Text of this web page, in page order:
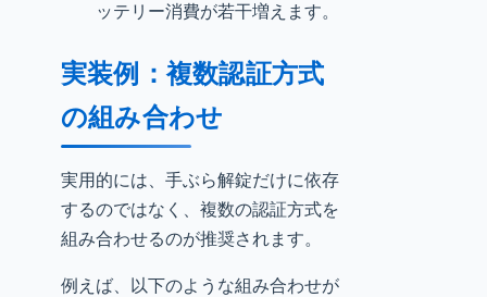
ッテリー消費が若干増えます。
実装例：複数認証方式
の組み合わせ
実用的には、手ぶら解錠だけに依存
するのではなく、複数の認証方式を
組み合わせるのが推奨されます。
例えば、以下のような組み合わせが